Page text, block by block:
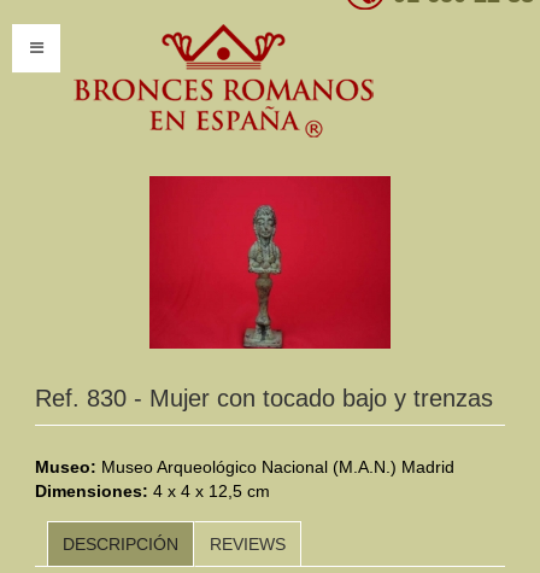
Introducción
Presentación
Modelos por encargo
CATÁLOGO
Clasificaciones
Mundo Romano
Ref. 830 - Mujer con tocado bajo y trenzas
Museo: Museo Arqueológico Nacional (M.A.N.) Madrid
Dimensiones: 4 x 4 x 12,5 cm
DESCRIPCIÓN REVIEWS